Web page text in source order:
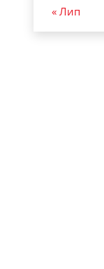
« Лип